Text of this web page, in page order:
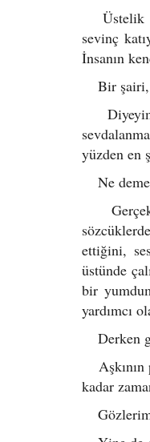
Üstelik
sevinç
İnsanın
Bir şairi,
yüzden en
Ne
ettiğini,
üstünde
bir
yardımcı
Derken
kadar